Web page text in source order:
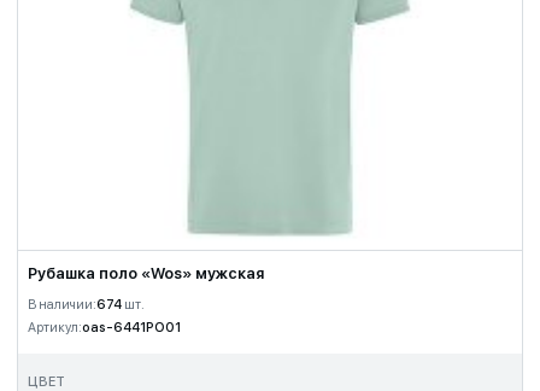
Рубашка поло «Wos» мужская
В наличии:674 шт.
Артикул:oas-6441PO01
ЦВЕТ